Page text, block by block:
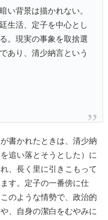
い背景は描かれない。
生活、定子を中心とし
。現実の事象を取捨選
あり、清少納言という
書かれたときは、清少納
追い落とそうとした）に
、長く里に引きこもって
す。定子の一番傍に仕
のような情勢で、政治的
、自身の潔白をむやみに